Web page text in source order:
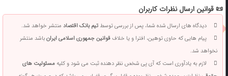
📜 قوانین ارسال نظرات کاربران
دیدگاه های ارسال شده شما، پس از بررسی توسطتیم بانک اقتصادمنتشر خواهد شد.
پیام هایی که حاوی توهین، افترا و یا خلافقوانین جمهوری اسلامی ایرانباشد منتشر
نخواهد شد.
لازم به یادآوری است که آی پی شخص نظر دهنده ثبت می شود و کلیهمسئولیت های